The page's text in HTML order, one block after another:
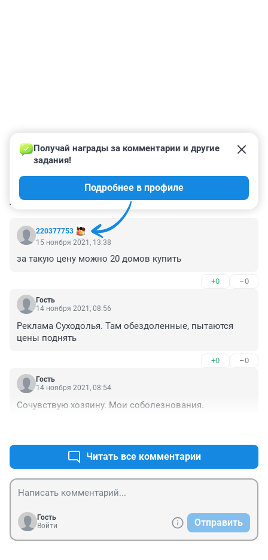
КОММЕНТАРИИ 164
220377753
Получай награды за комментарии и другие
задания!
Подробнее в профиле
15 ноября 2021, 13:38
за такую цену можно 20 домов купить
+0 –0
Гость
14 ноября 2021, 08:56
Реклама Суходолья. Там обездоленные, пытаются
цены поднять
+0 –0
Гость
14 ноября 2021, 08:54
Сочувствую хозяину. Мои соболезнования.
Читать все комментарии
Гость
Войти
Отправить